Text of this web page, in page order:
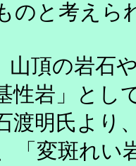
のと考えら
頂の岩石や
性岩」とし
渡明氏より
「変斑れい